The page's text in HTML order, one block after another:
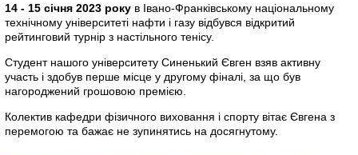
14 - 15 січня 2023 року в Івано-Франківському національному
технічному університеті нафти і газу відбувся відкритий
рейтинговий турнір з настільного тенісу.
Студент нашого університету Синенький Євген взяв активну
участь і здобув перше місце у другому фіналі, за що був
нагороджений грошовою премією.
Колектив кафедри фізичного виховання і спорту вітає Євгена з
перемогою та бажає не зупинятись на досягнутому.